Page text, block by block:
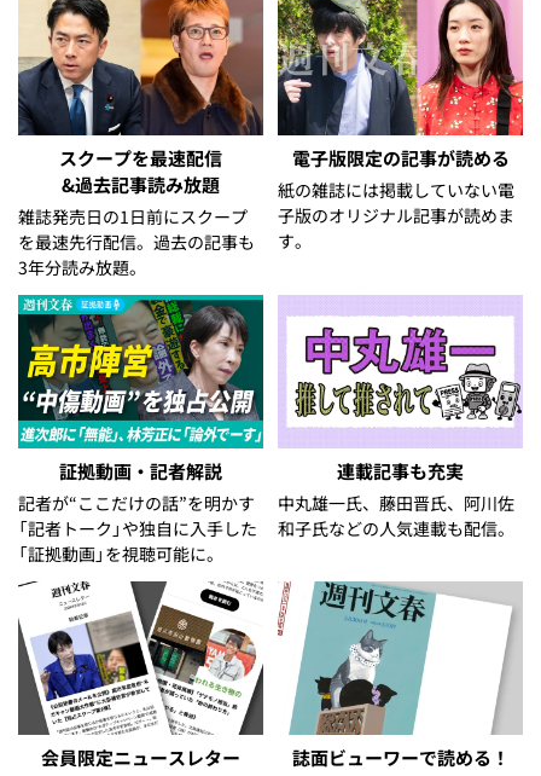
スクープを最速配信
&過去記事読み放題
雑誌発売日の1日前にスクープ
を最速先行配信。過去の記事も
3年分読み放題。
電子版限定の記事が読める
紙の雑誌には掲載していない電
子版のオリジナル記事が読めま
す。
証拠動画・記者解説
記者が“ここだけの話”を明かす
「記者トーク」や独自に入手した
「証拠動画」を視聴可能に。
連載記事も充実
中丸雄一氏、藤田晋氏、阿川佐
和子氏などの人気連載も配信。
会員限定ニュースレター 誌面ビューワーで読める！